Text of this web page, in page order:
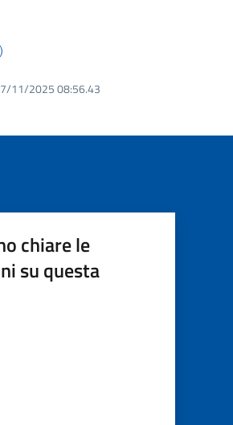
11/2025 08:56.43
chiare le
su questa